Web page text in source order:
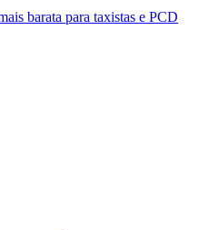
barata para taxistas e PCD